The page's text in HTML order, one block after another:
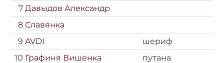
7 Давыдов Александр
8 Славянка
9 AVDI
шериф
10 Графиня Вишенка
путана